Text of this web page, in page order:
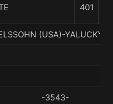
401
(USA)-YALUCKY-
-3543-